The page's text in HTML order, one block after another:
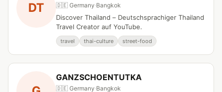
DT 🇩🇪 Germany·Bangkok
Discover Thailand – Deutschsprachiger Thailand
Travel Creator auf YouTube.
travel thai-culture street-food
GANZSCHOENTUTKA
🇩🇪 Germany·Bangkok